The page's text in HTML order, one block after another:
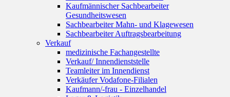
Kaufmännischer Sachbearbeiter
Gesundheitswesen
Sachbearbeiter Mahn- und Klagewesen
Sachbearbeiter Auftragsbearbeitung
Verkauf
medizinische Fachangestellte
Verkauf/ Innendienststelle
Teamleiter im Innendienst
Verkäufer Vodafone-Filialen
Kaufmann/-frau - Einzelhandel